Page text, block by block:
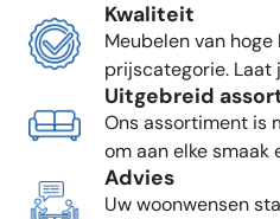
Kwaliteit
Meubelen van
prijscategorie. Laat
Uitgebreid
Ons assortiment is
om aan elke
Advies
Uw woonwensen